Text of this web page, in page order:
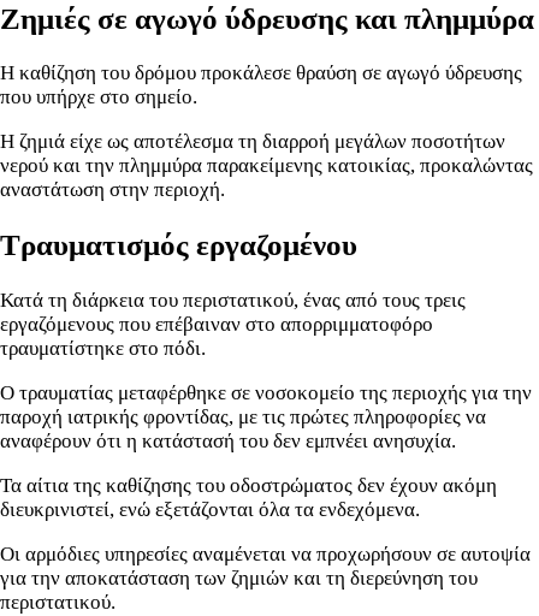
Ζημιές σε αγωγό ύδρευσης και πλημμύρα
Η καθίζηση του δρόμου προκάλεσε θραύση σε αγωγό ύδρευσης
που υπήρχε στο σημείο.
Η ζημιά είχε ως αποτέλεσμα τη διαρροή μεγάλων ποσοτήτων
νερού και την πλημμύρα παρακείμενης κατοικίας, προκαλώντας
αναστάτωση στην περιοχή.
Τραυματισμός εργαζομένου
Κατά τη διάρκεια του περιστατικού, ένας από τους τρεις
εργαζόμενους που επέβαιναν στο απορριμματοφόρο
τραυματίστηκε στο πόδι.
Ο τραυματίας μεταφέρθηκε σε νοσοκομείο της περιοχής για την
παροχή ιατρικής φροντίδας, με τις πρώτες πληροφορίες να
αναφέρουν ότι η κατάστασή του δεν εμπνέει ανησυχία.
Τα αίτια της καθίζησης του οδοστρώματος δεν έχουν ακόμη
διευκρινιστεί, ενώ εξετάζονται όλα τα ενδεχόμενα.
Οι αρμόδιες υπηρεσίες αναμένεται να προχωρήσουν σε αυτοψία
για την αποκατάσταση των ζημιών και τη διερεύνηση του
περιστατικού.